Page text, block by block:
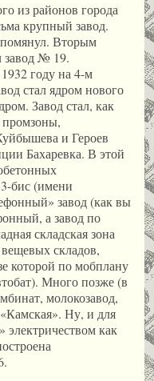
из районов города
крупный завод.
Вторым
завод № 19.
1932 году на 4-м
стал ядром нового
Завод стал, как
промзоны,
и Героев
Бахаревка. В этой
бис (имени
завод (как вы
а завод по
складская зона
складов,
которой по мобплану
Много позже (в
молокозавод,
Ну, и для
электричеством как